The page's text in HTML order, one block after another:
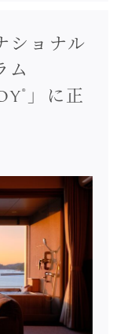
ショナル
ム
」に正